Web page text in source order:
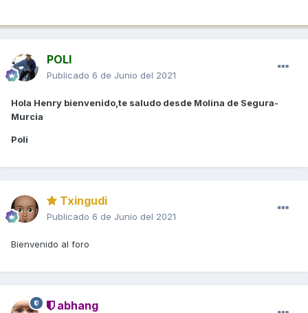
POLI
Publicado 6 de Junio del 2021
Hola Henry bienvenido,te saludo desde Molina de Segura-
Murcia
Poli
Txingudi
Publicado 6 de Junio del 2021
Bienvenido al foro
abhang